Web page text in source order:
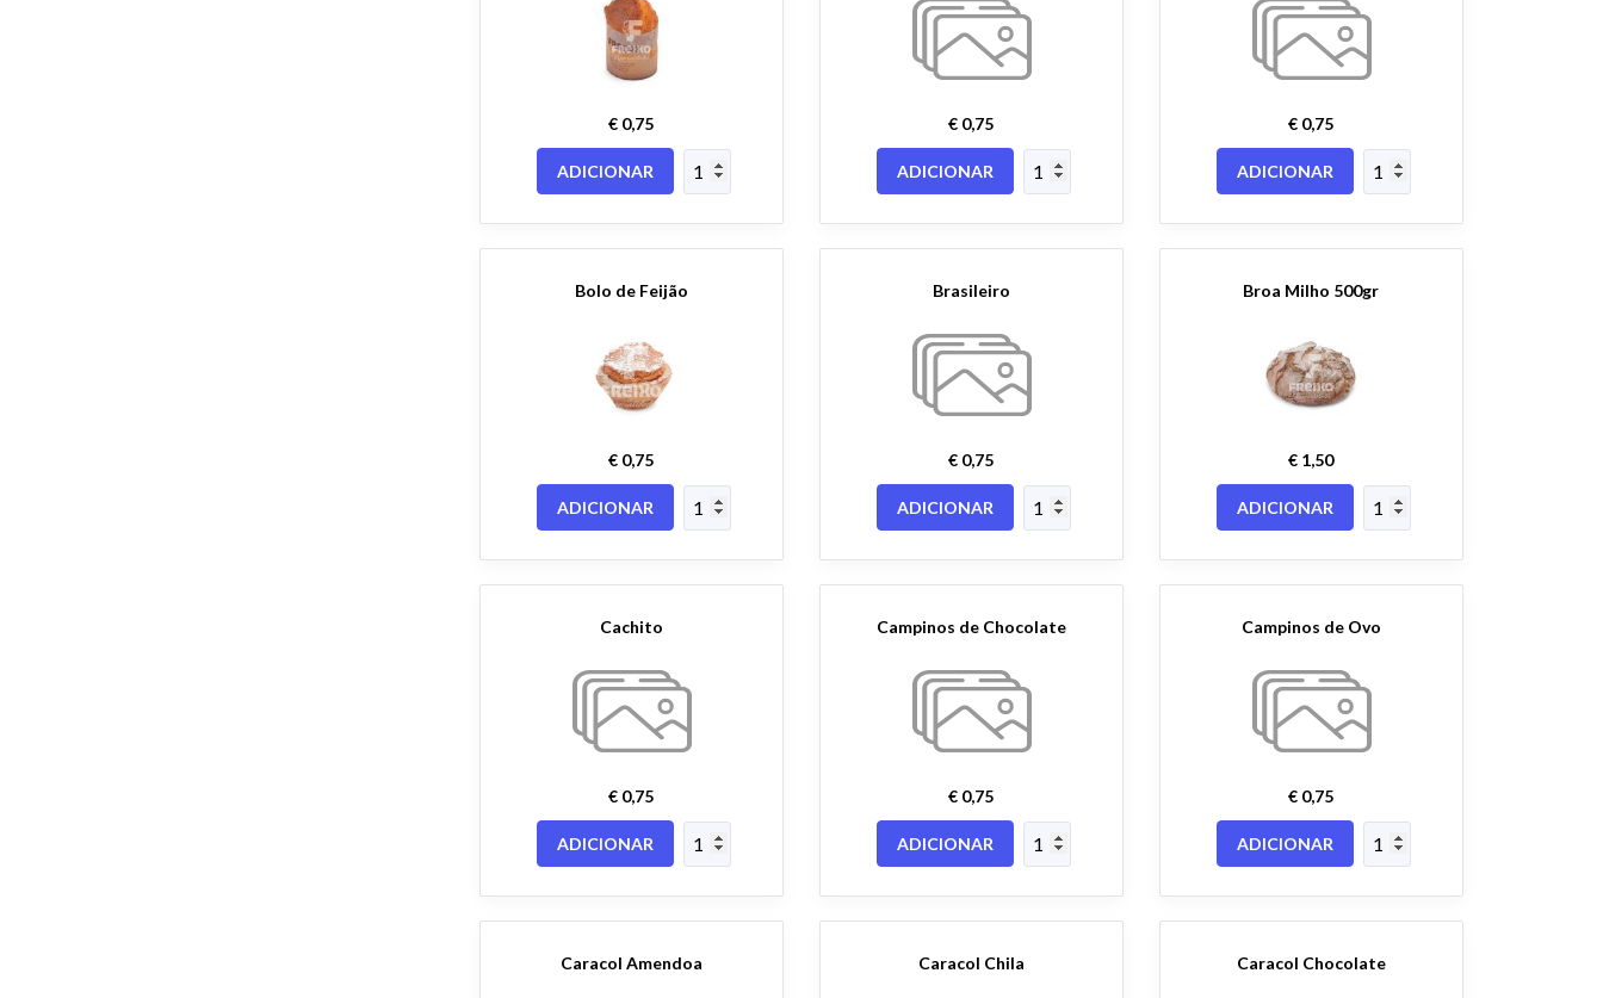
€ 0,75
ADICIONAR
€ 0,75
ADICIONAR
€ 0,75
ADICIONAR
Bolo de Feijão
€ 0,75
ADICIONAR
Brasileiro
€ 0,75
ADICIONAR
Broa Milho 500gr
€ 1,50
ADICIONAR
Cachito
€ 0,75
ADICIONAR
Campinos de Chocolate
€ 0,75
ADICIONAR
Campinos de Ovo
€ 0,75
ADICIONAR
Caracol Amendoa Caracol Chila Caracol Chocolate